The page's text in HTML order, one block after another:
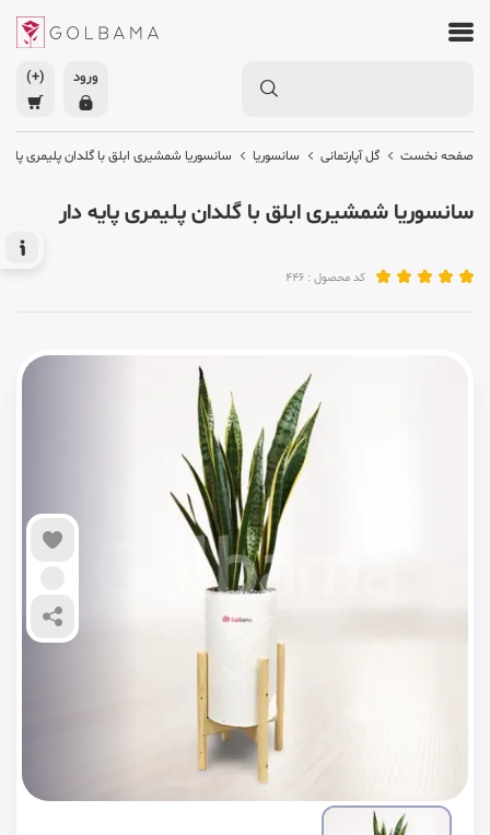
ورود (+)
صفحه نخست گل آپارتمانی سانسوریا سانسوریا شمشیری ابلق با گلدان پلیمری پایه
سانسوریا شمشیری ابلق با گلدان پلیمری پایه دار
کد محصول : 446